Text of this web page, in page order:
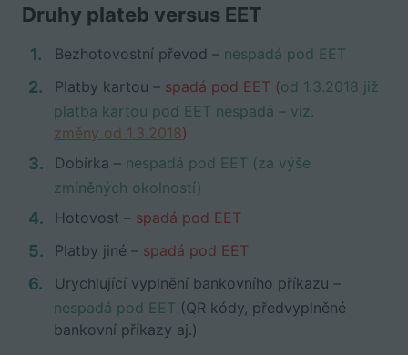
Druhy plateb versus EET
Bezhotovostní převod – nespadá pod EET
Platby kartou – spadá pod EET (od 1.3.2018 již
platba kartou pod EET nespadá – viz.
změny od 1.3.2018)
Dobírka – nespadá pod EET (za výše
zmíněných okolností)
Hotovost – spadá pod EET
Platby jiné – spadá pod EET
Urychlující vyplnění bankovního příkazu –
nespadá pod EET (QR kódy, předvyplněné
bankovní příkazy aj.)